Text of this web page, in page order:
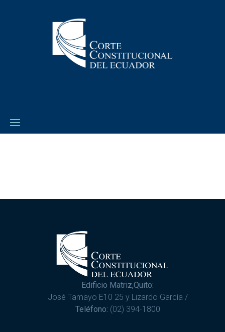
Edificio Matriz,Quito:
José Tamayo E10 25 y Lizardo García /
Teléfono: (02) 394-1800